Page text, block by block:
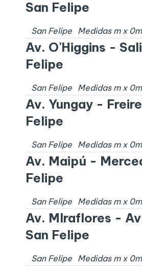
San Felipe
San Felipe Medidas m x 0m
Av. O'Higgins -
Felipe
San Felipe Medidas m x 0m
Av. Yungay -
Felipe
San Felipe Medidas m x 0m
Av. Maipú -
Felipe
San Felipe Medidas m x 0m
Av. MIraflores -
San Felipe
San Felipe Medidas m x 0m